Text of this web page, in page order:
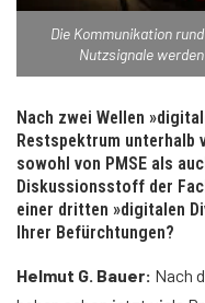
Die Kommunikation
Nutzsignale
Nach zwei Wellen
Restspektrum unterhalb
sowohl von PMSE als
Diskussionsstoff der
einer dritten »digitalen
Ihrer Befürchtungen?
Helmut G. Bauer: Nach